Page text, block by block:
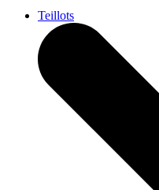
Teillots